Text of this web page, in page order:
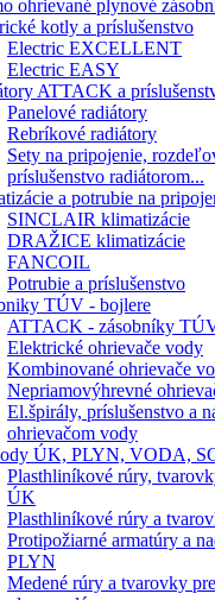
ohrievané plynové
kotly a príslušenstvo
Electric EXCELLENT
Electric EASY
ATTACK a
Panelové radiátory
Rebríkové radiátory
Sety na pripojenie,
príslušenstvo radiátorom...
a potrubie na
SINCLAIR klimatizácie
DRAŽICE klimatizácie
FANCOIL
Potrubie a príslušenstvo
TÚV - bojlere
ATTACK - zásobníky
Elektrické ohrievače vody
Kombinované ohrievače
Nepriamovýhrevné
El.špirály, príslušenstvo a
ohrievačom vody
ÚK, PLYN, VODA,
Plasthliníkové rúry,
ÚK
Plasthliníkové rúry a
Protipožiarné armatúry a
PLYN
Medené rúry a tvarovky